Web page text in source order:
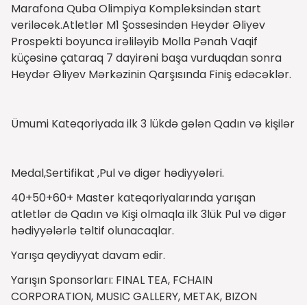
Marafona Quba Olimpiya Kompleksindən start
veriləcək.Atletlər M1 Şossesindən Heydər Əliyev
Prospekti boyunca irəliləyib Molla Pənah Vaqif
küçəsinə çataraq 7 dayirəni başa vurduqdan sonra
Heydər Əliyev Mərkəzinin Qarşısında Finiş edəcəklər.
Ümumi Kateqoriyada ilk 3 lükdə gələn Qadın və kişilər
Medal,Sertifikat ,Pul və digər hədiyyələri.
40+50+60+ Master kateqoriyalarında yarışan
atletlər də Qadın və Kişi olmaqla ilk 3lük Pul və digər
hədiyyələrlə təltif olunacaqlar.
Yarışa qeydiyyat davam edir.
Yarışın Sponsorları: FINAL TEA, FCHAIN
CORPORATION, MUSIC GALLERY, METAK, BIZON